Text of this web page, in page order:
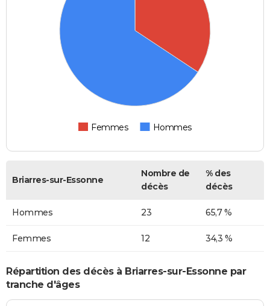
Femmes Hommes
Briarres-sur-Essonne
Nombre de
décès
% des
décès
Hommes 23 65,7 %
Femmes 12 34,3 %
Répartition des décès à Briarres-sur-Essonne par
tranche d'âges